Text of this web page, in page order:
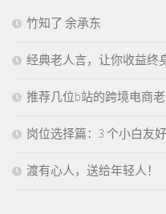
竹知了 余承东
经典老人言，让你收益终
推荐几位b站的跨境电商
岗位选择篇：3 个小白友
渡有心人，送给年轻人！